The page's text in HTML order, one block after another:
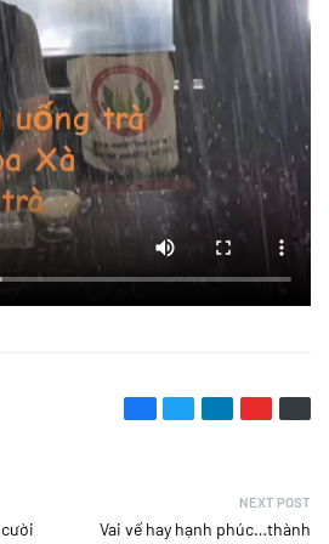
NEXT POST
Vai vế hay hạnh phúc…thành